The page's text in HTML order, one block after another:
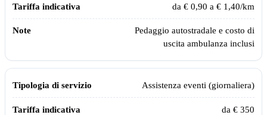
da € 0,90 a € 1,40/km
Pedaggio autostradale e costo di
uscita ambulanza inclusi
Assistenza eventi (giornaliera)
da € 350